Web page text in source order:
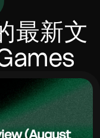
况。如果目标网
最新文